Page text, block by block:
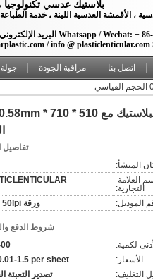
بلاستيك عدسي تكنولوجيا
، الأقمشة العدسية اللينة ، خدمة
/ info @
مراقبة الجودة اتصل بنا
تفاصيل
المنشأ:
التجارية:
الموديل: ورقة 50lpi عدسي
شروط الدفع
لكمية:
400
الأسعار:
1.5 per sheet
التغليف:
تصدير التعبئة